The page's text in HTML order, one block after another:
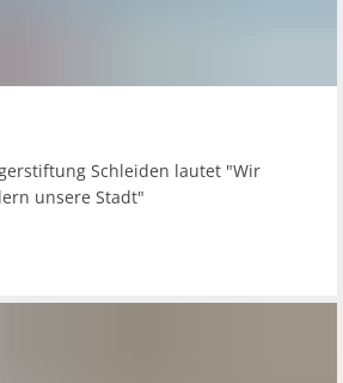
Schleiden lautet "Wir
unsere Stadt"